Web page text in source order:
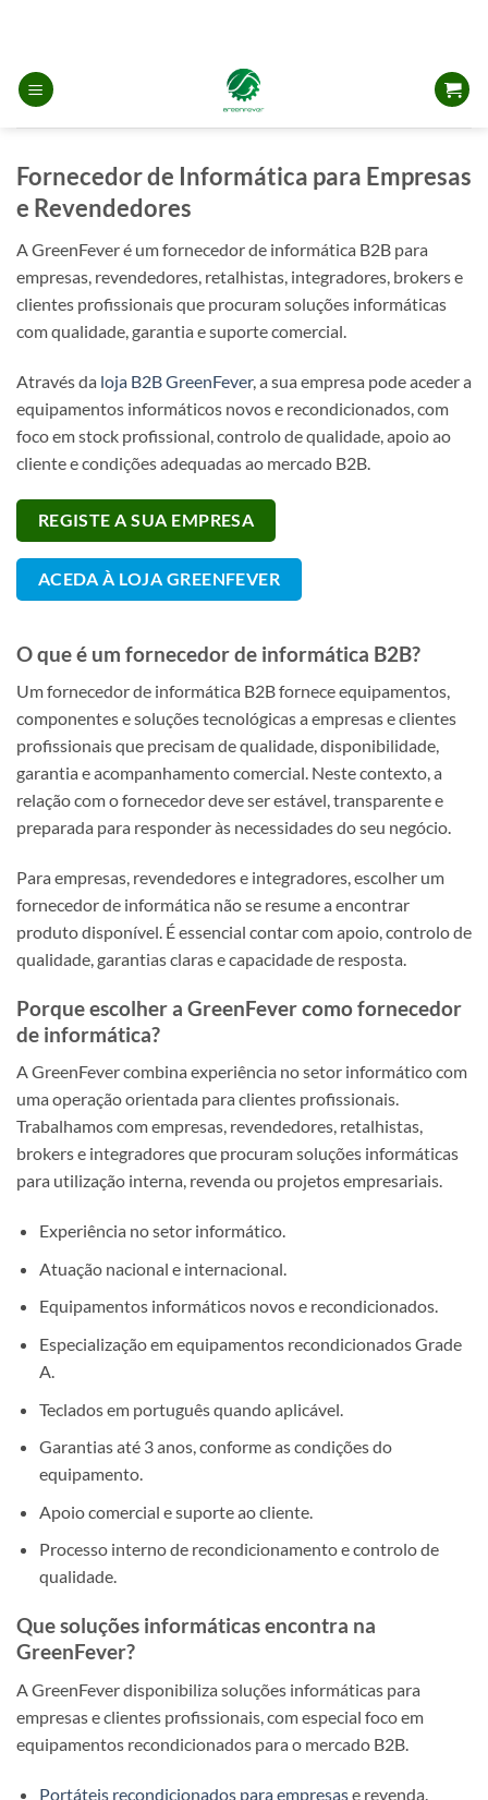
content
Fornecedor de Informática para Empresas
e Revendedores
A GreenFever é um fornecedor de informática B2B para
empresas, revendedores, retalhistas, integradores, brokers e
clientes profissionais que procuram soluções informáticas
com qualidade, garantia e suporte comercial.
Através da loja B2B GreenFever, a sua empresa pode aceder a
equipamentos informáticos novos e recondicionados, com
foco em stock profissional, controlo de qualidade, apoio ao
cliente e condições adequadas ao mercado B2B.
REGISTE A SUA EMPRESA
ACEDA À LOJA GREENFEVER
O que é um fornecedor de informática B2B?
Um fornecedor de informática B2B fornece equipamentos,
componentes e soluções tecnológicas a empresas e clientes
profissionais que precisam de qualidade, disponibilidade,
garantia e acompanhamento comercial. Neste contexto, a
relação com o fornecedor deve ser estável, transparente e
preparada para responder às necessidades do seu negócio.
Para empresas, revendedores e integradores, escolher um
fornecedor de informática não se resume a encontrar
produto disponível. É essencial contar com apoio, controlo de
qualidade, garantias claras e capacidade de resposta.
Porque escolher a GreenFever como fornecedor
de informática?
A GreenFever combina experiência no setor informático com
uma operação orientada para clientes profissionais.
Trabalhamos com empresas, revendedores, retalhistas,
brokers e integradores que procuram soluções informáticas
para utilização interna, revenda ou projetos empresariais.
Experiência no setor informático.
Atuação nacional e internacional.
Equipamentos informáticos novos e recondicionados.
Especialização em equipamentos recondicionados Grade
A.
Teclados em português quando aplicável.
Garantias até 3 anos, conforme as condições do
equipamento.
Apoio comercial e suporte ao cliente.
Processo interno de recondicionamento e controlo de
qualidade.
Que soluções informáticas encontra na
GreenFever?
A GreenFever disponibiliza soluções informáticas para
empresas e clientes profissionais, com especial foco em
equipamentos recondicionados para o mercado B2B.
Portáteis recondicionados para empresase revenda.